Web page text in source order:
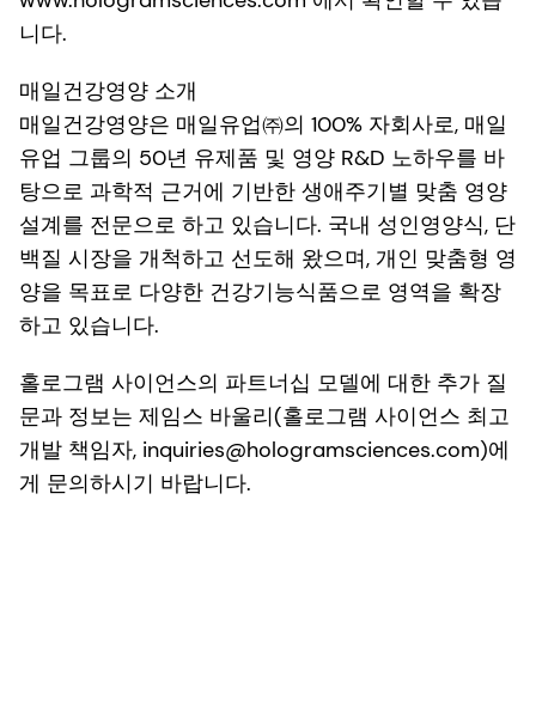
니다.
매일건강영양 소개
매일건강영양은 매일유업㈜의 100% 자회사로, 매일
유업 그룹의 50년 유제품 및 영양 R&D 노하우를 바
탕으로 과학적 근거에 기반한 생애주기별 맞춤 영양
설계를 전문으로 하고 있습니다. 국내 성인영양식, 단
백질 시장을 개척하고 선도해 왔으며, 개인 맞춤형 영
양을 목표로 다양한 건강기능식품으로 영역을 확장
하고 있습니다.
홀로그램 사이언스의 파트너십 모델에 대한 추가 질
문과 정보는 제임스 바울리(홀로그램 사이언스 최고
개발 책임자, inquiries@hologramsciences.com)에
게 문의하시기 바랍니다.